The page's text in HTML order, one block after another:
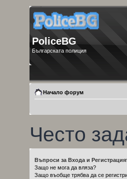
PoliceBG
Българската полиция
Начало форум
Често
Въпроси за Входа и
Защо не мога да вляза?
Защо въобще трябва да се